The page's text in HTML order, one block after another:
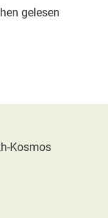
gelesen
Kosmos